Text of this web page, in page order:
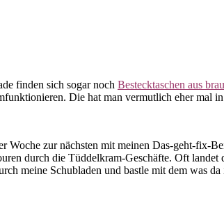
finden sich sogar noch Bestecktaschen aus
Die hat man vermutlich eher mal
zur nächsten mit meinen Das-geht-fix-
durch die Tüddelkram-Geschäfte. Oft
meine Schubladen und bastle mit dem was da